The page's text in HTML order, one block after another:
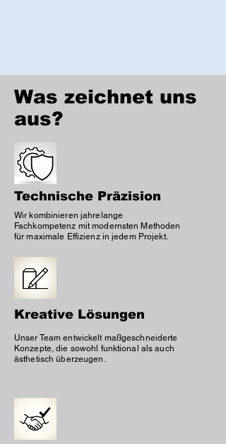
Was zeichnet uns
aus?
Technische Präzision
Wir kombinieren jahrelange
Fachkompetenz mit modernsten Methoden
für maximale Effizienz in jedem Projekt.
Kreative Lösungen
Unser Team entwickelt maßgeschneiderte
Konzepte, die sowohl funktional als auch
ästhetisch überzeugen.